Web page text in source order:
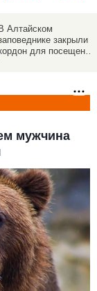
Алтайском
закрыли
для посещений.
мужчина